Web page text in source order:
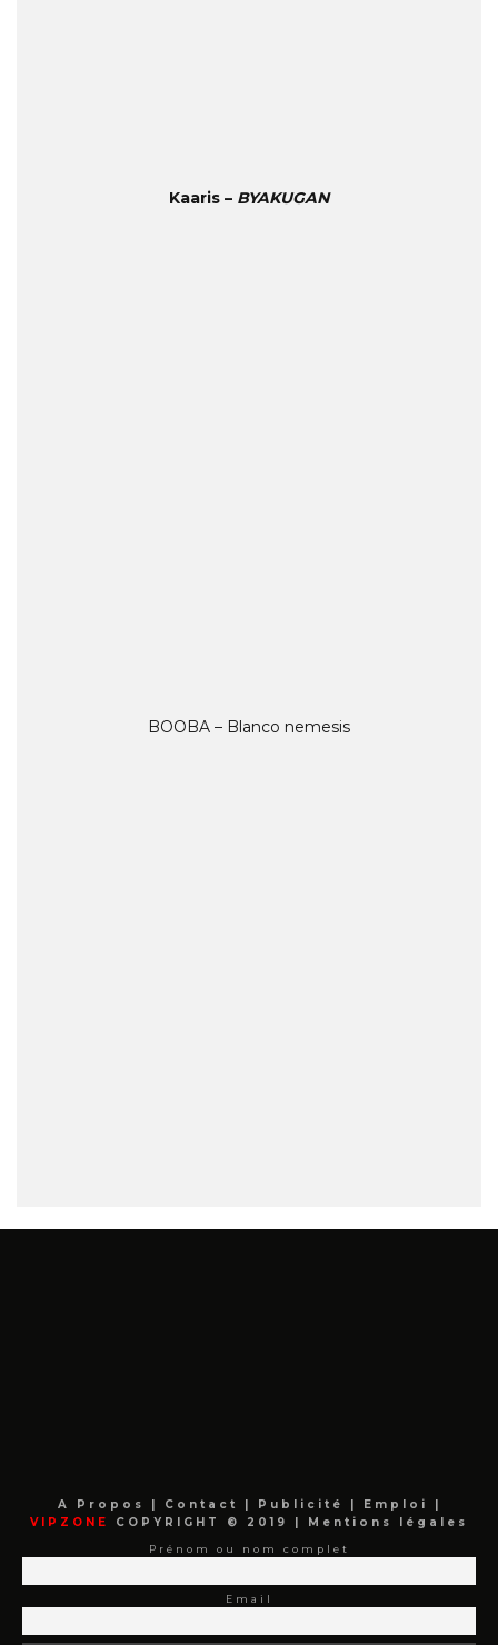
Kaaris – BYAKUGAN
BOOBA – Blanco nemesis
A Propos | Contact | Publicité | Emploi
|
VIPZONE
COPYRIGHT © 2019 | Mentions légales
Prénom ou nom complet
Email